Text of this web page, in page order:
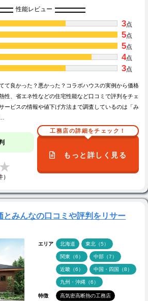
性能レビュー
3点
5点
5点
4点
3点
て良かった？悪かった？コラボハウスの実例から価格
性、省エネ性などの住宅性能など口コミで評判をチェ
ービスの情報や値下げ方法まで調査しているのは「み
…
）
工務店の詳細をチェック！
もっと詳しく見る
とみんなの口コミや評判をリサー
エリア 北海道 東北（5）
関東（6） 中部（7）
近畿（6） 中国・四国（8）
九州・沖縄（6）
特徴 高気密高断熱の工務店